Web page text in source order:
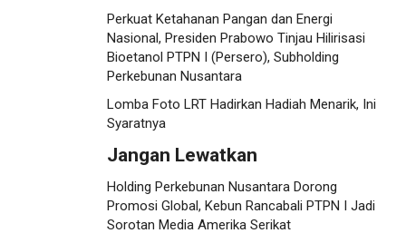
Perkuat Ketahanan Pangan dan Energi
Nasional, Presiden Prabowo Tinjau Hilirisasi
Bioetanol PTPN I (Persero), Subholding
Perkebunan Nusantara
Lomba Foto LRT Hadirkan Hadiah Menarik, Ini
Syaratnya
Jangan Lewatkan
Holding Perkebunan Nusantara Dorong
Promosi Global, Kebun Rancabali PTPN I Jadi
Sorotan Media Amerika Serikat